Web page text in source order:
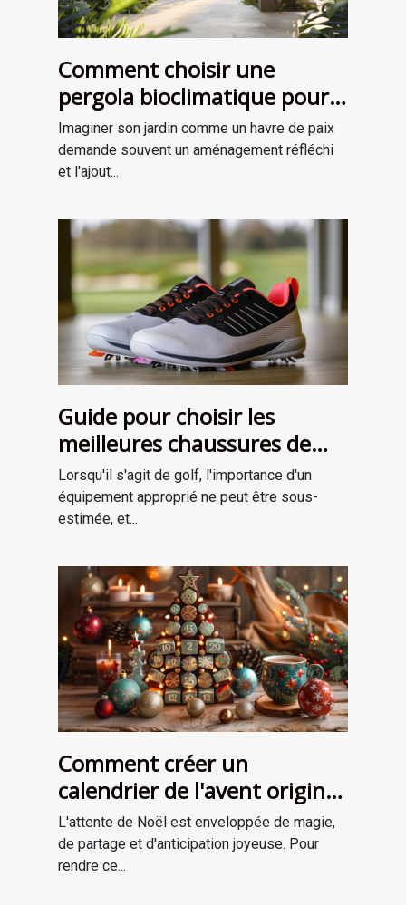
Comment choisir une
pergola bioclimatique pour
améliorer votre jardin
Imaginer son jardin comme un havre de paix
demande souvent un aménagement réfléchi
et l'ajout...
Guide pour choisir les
meilleures chaussures de
golf adaptées à votre style
de jeu
Lorsqu'il s'agit de golf, l'importance d'un
équipement approprié ne peut être sous-
estimée, et...
Comment créer un
calendrier de l'avent original
pour attendre Noël
L'attente de Noël est enveloppée de magie,
de partage et d'anticipation joyeuse. Pour
rendre ce...